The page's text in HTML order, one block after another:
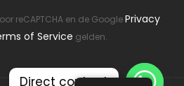
reCAPTCHA en de GooglePrivacy
of Service gelden.
Direct contact